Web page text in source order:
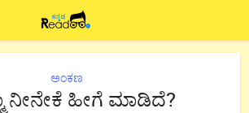
ಅಂಕಣ
ನೀನೇಕೆ ಹೀಗೆ ಮಾಡಿದೆ?